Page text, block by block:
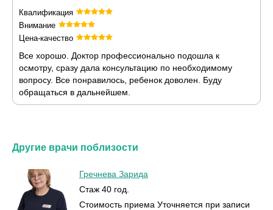
Квалификация
Внимание
Цена-качество
Все хорошо. Доктор профессионально подошла к
осмотру, сразу дала консультацию по необходимому
вопросу. Все понравилось, ребенок доволен. Буду
обращаться в дальнейшем.
Другие врачи поблизости
Гречнева Зарида
Стаж 40 год.
Стоимость приема Уточняется при записи